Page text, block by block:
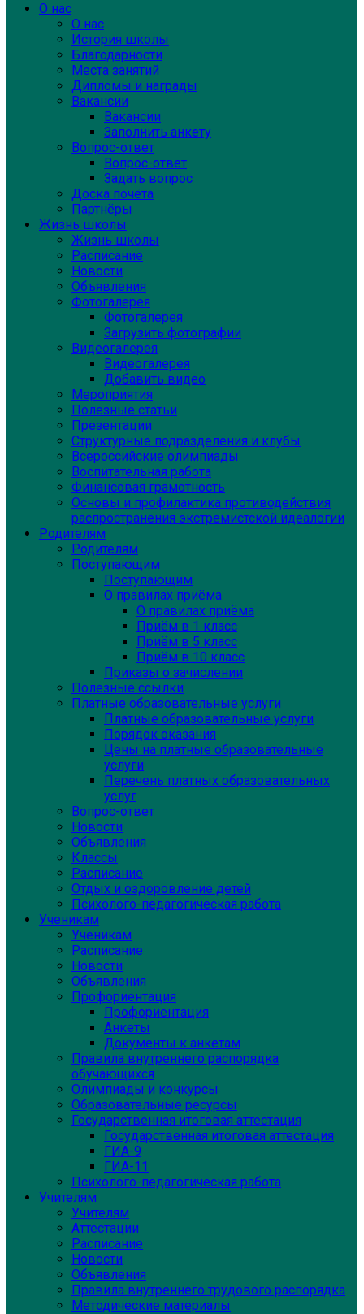
О нас
О нас
История школы
Благодарности
Места занятий
Дипломы и награды
Вакансии
Вакансии
Заполнить анкету
Вопрос-ответ
Вопрос-ответ
Задать вопрос
Доска почёта
Партнёры
Жизнь школы
Жизнь школы
Расписание
Новости
Объявления
Фотогалерея
Фотогалерея
Загрузить фотографии
Видеогалерея
Видеогалерея
Добавить видео
Мероприятия
Полезные статьи
Презентации
Структурные подразделения и клубы
Всероссийские олимпиады
Воспитательная работа
Финансовая грамотность
Основы и профилактика противодействия
распространения экстремистской идеалогии
Родителям
Родителям
Поступающим
Поступающим
О правилах приёма
О правилах приёма
Приём в 1 класс
Приём в 5 класс
Приём в 10 класс
Приказы о зачислении
Полезные ссылки
Платные образовательные услуги
Платные образовательные услуги
Порядок оказания
Цены на платные образовательные
услуги
Перечень платных образовательных
услуг
Вопрос-ответ
Новости
Объявления
Классы
Расписание
Отдых и оздоровление детей
Психолого-педагогическая работа
Ученикам
Ученикам
Расписание
Новости
Объявления
Профориентация
Профориентация
Анкеты
Документы к анкетам
Правила внутреннего распорядка
обучающихся
Олимпиады и конкурсы
Образовательные ресурсы
Государственная итоговая аттестация
Государственная итоговая аттестация
ГИА-9
ГИА-11
Психолого-педагогическая работа
Учителям
Учителям
Аттестации
Расписание
Новости
Объявления
Правила внутреннего трудового распорядка
Методические материалы